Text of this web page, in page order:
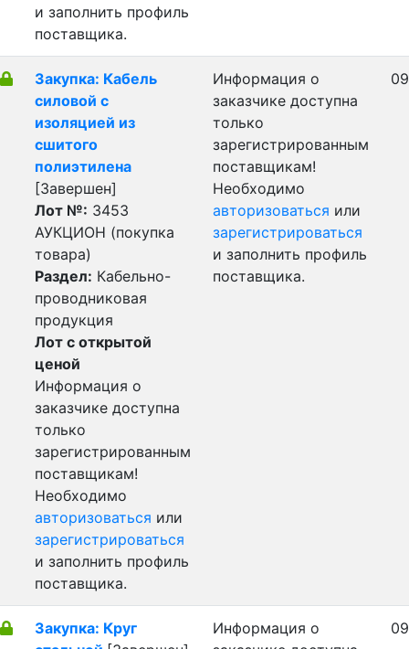
и заполнить профиль
поставщика.
Закупка: Кабель
силовой с
изоляцией из
сшитого
полиэтилена
[Завершен]
Лот №: 3453
АУКЦИОН (покупка
товара)
Раздел: Кабельно-
проводниковая
продукция
Лот с открытой
ценой
Информация о
заказчике доступна
только
зарегистрированным
поставщикам!
Необходимо
авторизоваться или
зарегистрироваться
и заполнить профиль
поставщика.
Информация о
заказчике доступна
только
зарегистрированным
поставщикам!
Необходимо
авторизоваться или
зарегистрироваться
и заполнить профиль
поставщика.
Закупка: Круг
Информация о